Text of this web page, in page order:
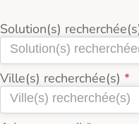
Solution(s)
Ville(s) recherchée(s)